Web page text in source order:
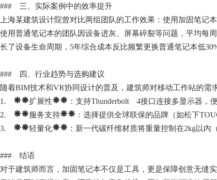
### 三、实际案例中的效率提升
上海某建筑设计院曾对比两组团队的工作效果：使用加固笔记
使用普通笔记本的团队因设备进灰、屏幕碎裂等问题，平均每
长了设备生命周期，5年综合成本反比频繁更换普通笔记本低
### 四、行业趋势与选购建议
随着BIM技术和VR协同设计的普及，建筑师对移动工作站的需
1. **扩展性**：支持Thunderbolt 4接口连接多显示器，便
2. **服务支持**：选择提供全球联保的品牌（如松下
3. **轻量化**：新一代碳纤维材质将重量控制在2kg以内（
### 结语
对于建筑师而言，加固笔记本不仅是工具，更是保障创意无缝